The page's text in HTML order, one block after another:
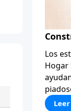
Los
Hogar